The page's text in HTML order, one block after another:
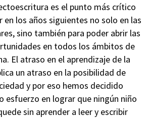
es el punto más crítico
en los años siguientes no solo en las
sino también para poder abrir las
en todos los ámbitos de
El atraso en el aprendizaje de la
un atraso en la posibilidad de
y por eso hemos decidido
esfuerzo en lograr que ningún niño
sin aprender a leer y escribir